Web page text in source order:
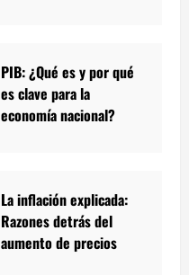
PIB: ¿Qué es y por qué
es clave para la
economía nacional?
La inflación explicada:
Razones detrás del
aumento de precios